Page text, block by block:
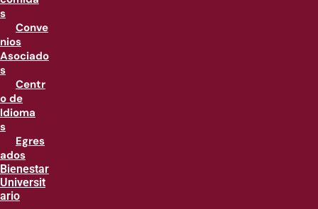
s
Conve
nios
Asociado
s
Centr
o de
Idioma
s
Egres
ados
Bienestar
Universit
ario